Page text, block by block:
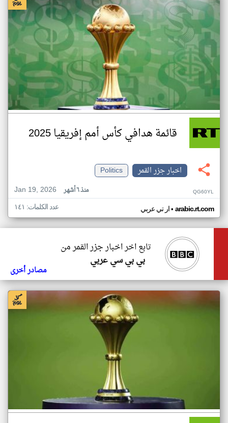
قائمة هدافي كأس أمم إفريقيا 2025
اخبار جزر القمر
Politics
Jan 19, 2026
منذ ٦ أشهر QG60YL
ار تي عربي• arabic.rt.com عدد الكلمات: ١٤١
تابع اخر اخبار جزر القمر من
بي بي سي عربي
مصادر أخرى